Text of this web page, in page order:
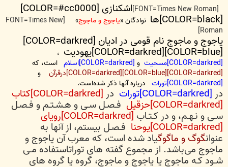
ت اشکنازی [COLOR=#cc0000]
نوادگان «یاجوج و ماجوج»
[FONT=Times New
Roman]
یاجوج و ماجوج نام قومی در ادیان [COLOR=darkred]
،
و[COLOR=darkred]اسلام
است، که
و
درباره آنها ذکر شده‌است.
در[COLOR=darkred]تورات در[COLOR=darkred]کتاب
فـصـل سـی و هـشـتـم و فـصـل
سـی و نـهـم، و در کـتـاب
فـصـل بیستم، از آنها به
عنوانگوگ و ماگوگیاد شده است، که معرب آن یاجوج و
ماجوج می‌باشد. از مجموع گفته های توراتاستفاده مـی
شـود کـه ماجوج یا یاجوج و ماجوج، گروه یا گروه های